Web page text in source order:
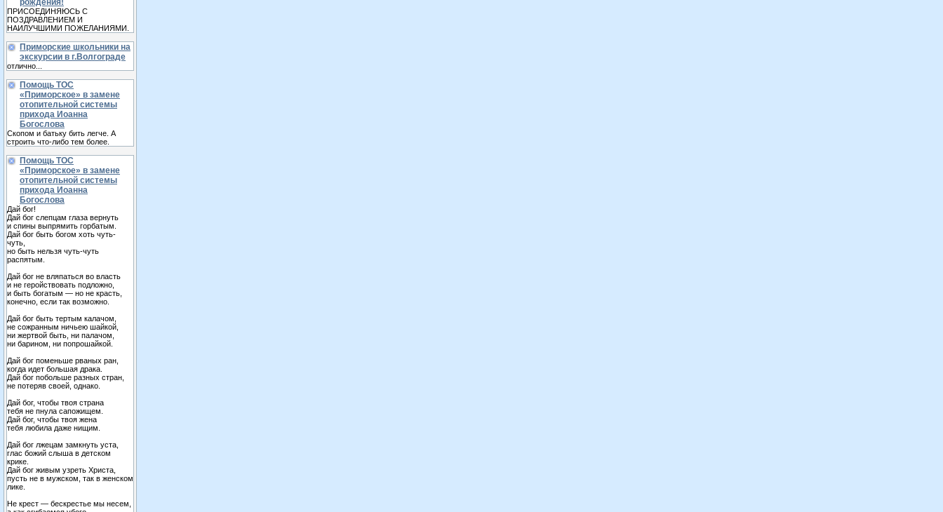
рождения!
ПРИСОЕДИНЯЮСЬ С
ПОЗДРАВЛЕНИЕМ И
НАИЛУЧШИМИ ПОЖЕЛАНИЯМИ.
Приморские школьники на
экскурсии в г.Волгограде
отлично...
Помощь ТОС
«Приморское» в замене
отопительной системы
прихода Иоанна
Богослова
Скопом и батьку бить легче. А
строить что-либо тем более.
Помощь ТОС
«Приморское» в замене
отопительной системы
прихода Иоанна
Богослова
Дай бог!
Дай бог слепцам глаза вернуть
и спины выпрямить горбатым.
Дай бог быть богом хоть чуть-
чуть,
но быть нельзя чуть-чуть
распятым.
Дай бог не вляпаться во власть
и не геройствовать подложно,
и быть богатым — но не красть,
конечно, если так возможно.
Дай бог быть тертым калачом,
не сожранным ничьею шайкой,
ни жертвой быть, ни палачом,
ни барином, ни попрошайкой.
Дай бог поменьше рваных ран,
когда идет большая драка.
Дай бог побольше разных стран,
не потеряв своей, однако.
Дай бог, чтобы твоя страна
тебя не пнула сапожищем.
Дай бог, чтобы твоя жена
тебя любила даже нищим.
Дай бог лжецам замкнуть уста,
глас божий слыша в детском
крике.
Дай бог живым узреть Христа,
пусть не в мужском, так в женском
лике.
Не крест — бескрестье мы несем,